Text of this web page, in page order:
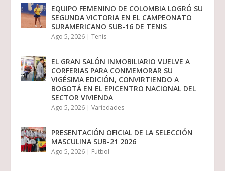
EQUIPO FEMENINO DE COLOMBIA LOGRÓ SU
SEGUNDA VICTORIA EN EL CAMPEONATO
SURAMERICANO SUB-16 DE TENIS
Ago 5, 2026 |Tenis
EL GRAN SALÓN INMOBILIARIO VUELVE A
CORFERIAS PARA CONMEMORAR SU
VIGÉSIMA EDICIÓN, CONVIRTIENDO A
BOGOTÁ EN EL EPICENTRO NACIONAL DEL
SECTOR VIVIENDA
Ago 5, 2026 |Variedades
PRESENTACIÓN OFICIAL DE LA SELECCIÓN
MASCULINA SUB-21 2026
Ago 5, 2026 | Futbol